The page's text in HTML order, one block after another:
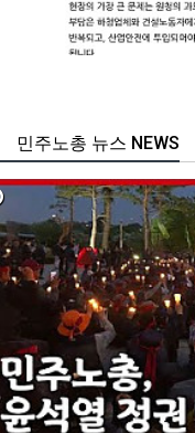
주노총 뉴스 NEWS